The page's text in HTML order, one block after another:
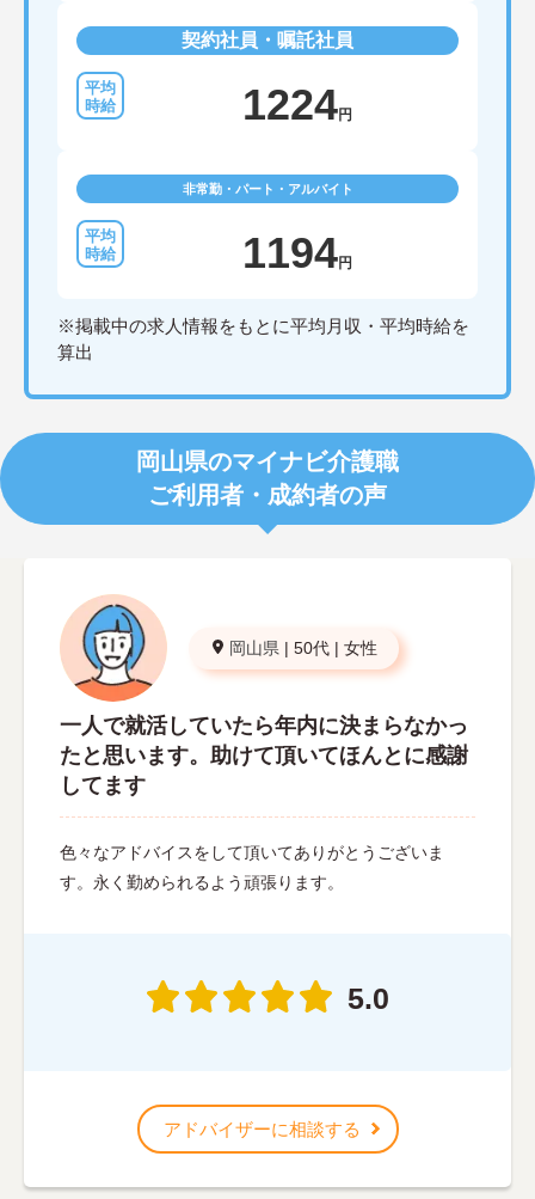
契約社員・嘱託社員
1224円
非常勤・パート・アルバイト
1194円
※掲載中の求人情報をもとに平均月収・平均時給を
算出
岡山県のマイナビ介護職
ご利用者・成約者の声
岡山県 | 50代 | 女性
一人で就活していたら年内に決まらなかっ
たと思います。助けて頂いてほんとに感謝
してます
色々なアドバイスをして頂いてありがとうございま
す。永く勤められるよう頑張ります。
5.0
アドバイザーに相談する